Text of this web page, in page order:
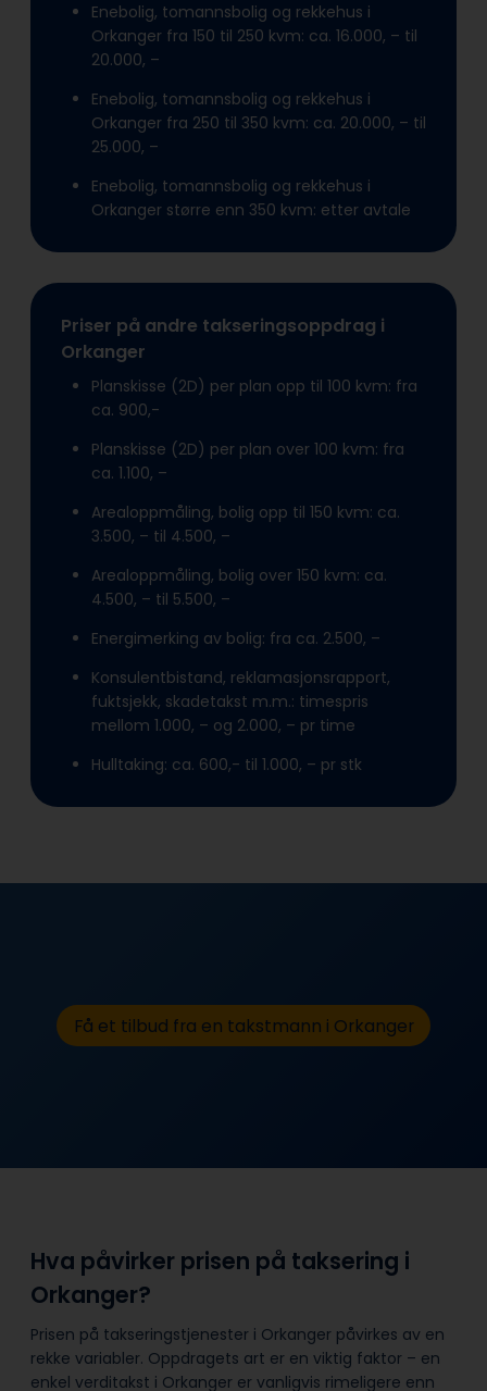
Enebolig, tomannsbolig og rekkehus i
Orkanger fra 150 til 250 kvm: ca. 16.000, – til
20.000, –
Enebolig, tomannsbolig og rekkehus i
Orkanger fra 250 til 350 kvm: ca. 20.000, – til
25.000, –
Enebolig, tomannsbolig og rekkehus i
Orkanger større enn 350 kvm: etter avtale
Priser på andre takseringsoppdrag i
Orkanger
Planskisse (2D) per plan opp til 100 kvm: fra
ca. 900,-
Planskisse (2D) per plan over 100 kvm: fra
ca. 1.100, –
Arealoppmåling, bolig opp til 150 kvm: ca.
3.500, – til 4.500, –
Arealoppmåling, bolig over 150 kvm: ca.
4.500, – til 5.500, –
Energimerking av bolig: fra ca. 2.500, –
Konsulentbistand, reklamasjonsrapport,
fuktsjekk, skadetakst m.m.: timespris
mellom 1.000, – og 2.000, – pr time
Hulltaking: ca. 600,- til 1.000, – pr stk
Få et tilbud fra en takstmann i Orkanger
Hva påvirker prisen på taksering i
Orkanger?
Prisen på takseringstjenester i Orkanger påvirkes av en
rekke variabler. Oppdragets art er en viktig faktor – en
enkel verditakst i Orkanger er vanligvis rimeligere enn